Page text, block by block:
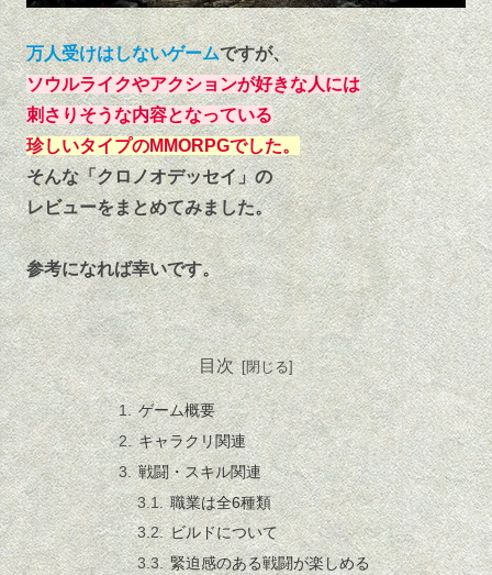
万人受けはしないゲームですが、
ソウルライクやアクションが好きな人には
刺さりそうな内容となっている
珍しいタイプのMMORPGでした。
そんな「クロノオデッセイ」の
レビューをまとめてみました。
参考になれば幸いです。
目次
ゲーム概要
キャラクリ関連
戦闘・スキル関連
職業は全6種類
ビルドについて
緊迫感のある戦闘が楽しめる